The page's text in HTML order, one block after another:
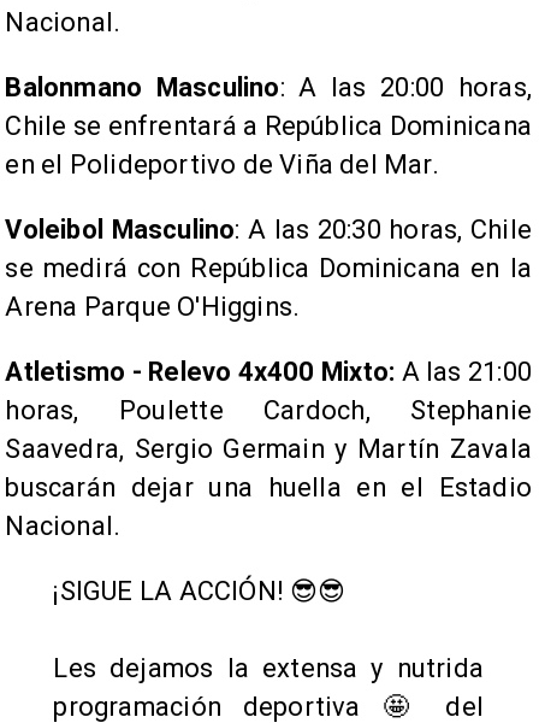
Nacional.
Balonmano Masculino: A las 20:00 horas,
Chile se enfrentará a República Dominicana
en el Polideportivo de Viña del Mar.
Voleibol Masculino: A las 20:30 horas, Chile
se medirá con República Dominicana en la
Arena Parque O'Higgins.
Atletismo - Relevo 4x400 Mixto: A las 21:00
horas, Poulette Cardoch, Stephanie
Saavedra, Sergio Germain y Martín Zavala
buscarán dejar una huella en el Estadio
Nacional.
¡SIGUE LA ACCIÓN! 😎😎
Les dejamos la extensa y nutrida
programación deportiva 🤩 del